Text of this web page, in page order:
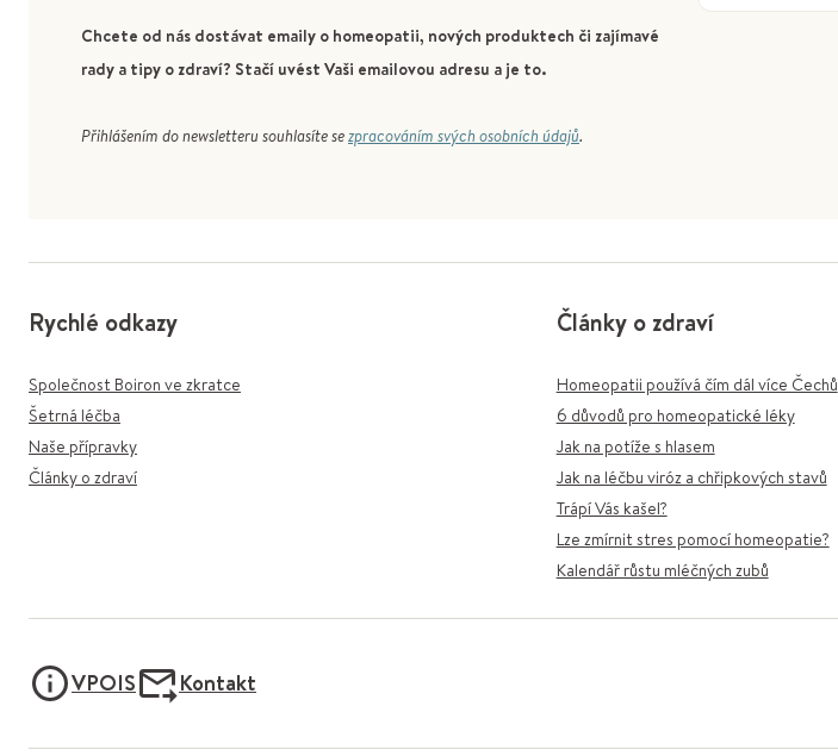
Chcete od nás dostávat emaily o homeopatii, nových produktech či zajímavé
rady a tipy o zdraví? Stačí uvést Vaši emailovou adresu a je to.
Přihlášením do newsletteru souhlasíte sezpracováním svých osobních údajů.
Rychlé odkazy
Společnost Boiron ve zkratce
Šetrná léčba
Naše přípravky
Články o zdraví
Články o zdraví
Homeopatii používá čím dál více Čechů
6 důvodů pro homeopatické léky
Jak na potíže s hlasem
Jak na léčbu viróz a chřipkových stavů
Trápí Vás kašel?
Lze zmírnit stres pomocí homeopatie?
Kalendář růstu mléčných zubů
VPOIS Kontakt